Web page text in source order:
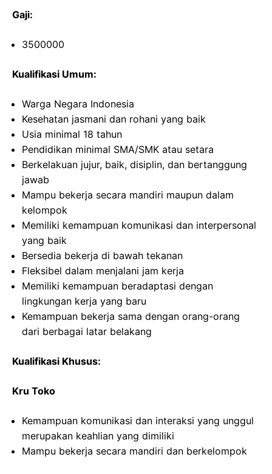
Gaji:
3500000
Kualifikasi Umum:
Warga Negara Indonesia
Kesehatan jasmani dan rohani yang baik
Usia minimal 18 tahun
Pendidikan minimal SMA/SMK atau setara
Berkelakuan jujur, baik, disiplin, dan bertanggung
jawab
Mampu bekerja secara mandiri maupun dalam
kelompok
Memiliki kemampuan komunikasi dan interpersonal
yang baik
Bersedia bekerja di bawah tekanan
Fleksibel dalam menjalani jam kerja
Memiliki kemampuan beradaptasi dengan
lingkungan kerja yang baru
Kemampuan bekerja sama dengan orang-orang
dari berbagai latar belakang
Kualifikasi Khusus:
Kru Toko
Kemampuan komunikasi dan interaksi yang unggul
merupakan keahlian yang dimiliki
Mampu bekerja secara mandiri dan berkelompok